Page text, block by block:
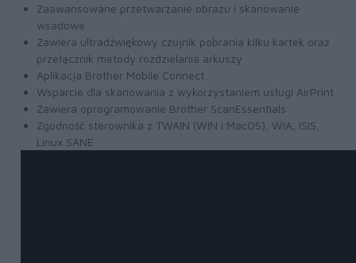
Zaawansowane przetwarzanie obrazu i skanowanie
wsadowe
Zawiera ultradźwiękowy czujnik pobrania kilku kartek oraz
przełącznik metody rozdzielania arkuszy
Aplikacja Brother Mobile Connect
Wsparcie dla skanowania z wykorzystaniem usługi AirPrint
Zawiera oprogramowanie Brother ScanEssentials
Zgodność sterownika z TWAIN (WIN i MacOS), WIA, ISIS,
Linux SANE